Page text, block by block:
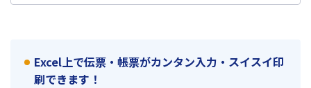
Excel上で伝票・帳票がカンタン入力・スイスイ印
刷できます！